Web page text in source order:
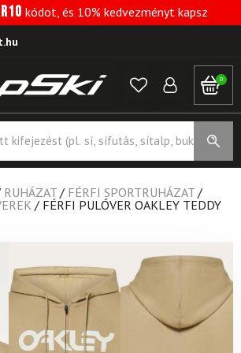
kódot, és 10% kedvezményt kapsz
0
RUHÁZAT / FÉRFI SPORTRUHÁZAT /
/ FÉRFI PULÓVER OAKLEY TEDDY